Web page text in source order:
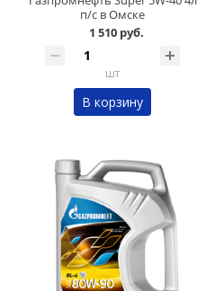
п/с в Омске
1 510 руб.
шт
В корзину